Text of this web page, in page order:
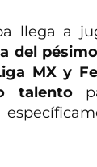
llega a
del
MX y
talento